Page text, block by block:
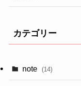
カテゴリー
note (14)